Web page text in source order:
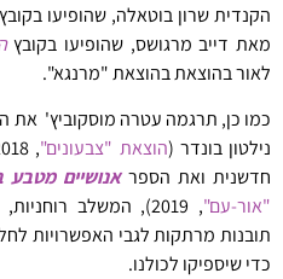
הקנדית שרון בוטאלה, שהופיעו
מאת דייב מרגושס, שהופיעו בקובץ
לאור בהוצאת בהוצאת "מרנגא".
כמו כן, תרגמה עטרה מוסקוביץ' את
נילטון בונדר (הוצאת "צבעונים"
חדשנית ואת הספראנושיים מטבע
"אור-עם"
, 2019), המשלב
תובנות מרתקות לגבי האפשרויות
כדי שיספיקו לכולנו.